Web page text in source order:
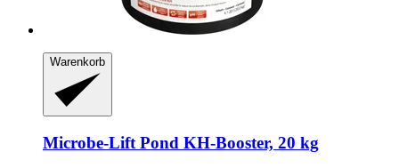
Warenkorb
Microbe-Lift Pond KH-​Booster, 20 kg